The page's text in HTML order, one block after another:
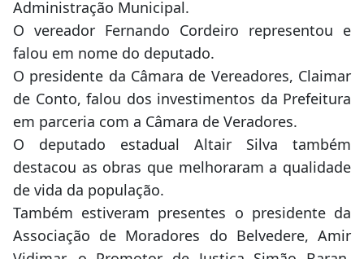
Administração Municipal.
O vereador Fernando Cordeiro representou e
falou em nome do deputado.
O presidente da Câmara de Vereadores, Claimar
de Conto, falou dos investimentos da Prefeitura
em parceria com a Câmara de Veradores.
O deputado estadual Altair Silva também
destacou as obras que melhoraram a qualidade
de vida da população.
Também estiveram presentes o presidente da
Associação de Moradores do Belvedere, Amir